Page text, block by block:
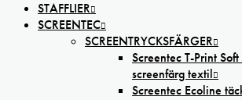
STAFFLIER
SCREENTEC
SCREENTRYCKSFÄRGER
Screentec T-Print
screenfärg textil
Screentec Ecoline